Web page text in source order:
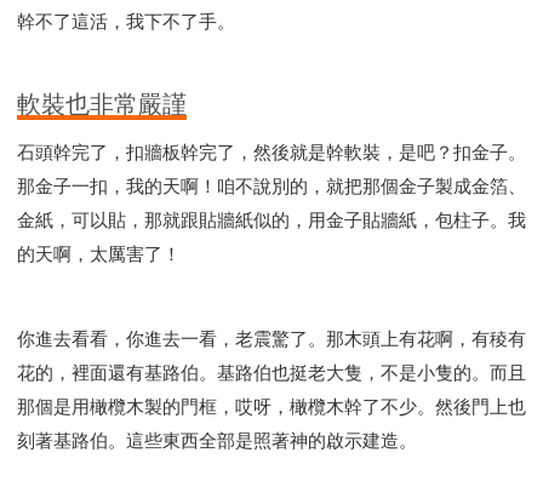
幹不了這活，我下不了手。
軟裝也非常嚴謹
石頭幹完了，扣牆板幹完了，然後就是幹軟裝，是吧？扣金子。
那金子一扣，我的天啊！咱不說別的，就把那個金子製成金箔、
金紙，可以貼，那就跟貼牆紙似的，用金子貼牆紙，包柱子。我
的天啊，太厲害了！
你進去看看，你進去一看，老震驚了。那木頭上有花啊，有稜有
花的，裡面還有基路伯。基路伯也挺老大隻，不是小隻的。而且
那個是用橄欖木製的門框，哎呀，橄欖木幹了不少。然後門上也
刻著基路伯。這些東西全部是照著神的啟示建造。